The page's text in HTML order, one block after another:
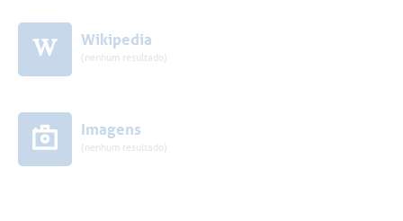
Wikipedia
(nenhum resultado)
Imagens
(nenhum resultado)